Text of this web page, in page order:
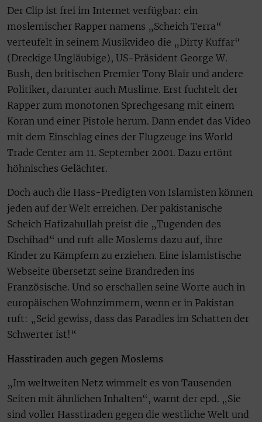
Der Clip ist frei im Internet verfügbar: ein
moslemischer Rapper namens „Scheich Terra“
verteufelt in seinem Musikvideo die „Dirty Kuffar“
(Dreckige Ungläubige), US-Präsident George W.
Bush, den britischen Premier Tony Blair und andere
Politiker, darunter auch Muslime. Erst fuchtelt der
Rapper zum monotonen Sprechgesang mit einem
Koran und einer Pistole herum. Dann endet das Video
mit dem Einschlag eines der Flugzeuge ins World
Trade Center am 11. September 2001. Dazu ertönt
höhnisches Gelächter.
Doch auch die Hass-Predigten von Islamisten können
jeden auf der Welt erreichen. Der pakistanische
Scheich Hafizahullah preist die „Tugenden des
Dschihad“ und ruft alle Moslems dazu auf, ihre
Kinder zu Kämpfern zu erziehen. Eine islamistische
Webseite übersetzt seine Brandreden ins
Französische. Und so erschallen seine Worte auch in
europäischen Wohnzimmern, wenn er in Pakistan
ruft: „Seid gewiss, dass das Paradies im Schatten der
Schwerter ist!“
Hasstiraden auch gegen Moslems
„Im weltweiten Netz wimmelt es von Tausenden
Seiten mit ähnlichen Inhalten“, warnt der epd. „Sie
sind voller Hasstiraden gegen die westliche Welt und